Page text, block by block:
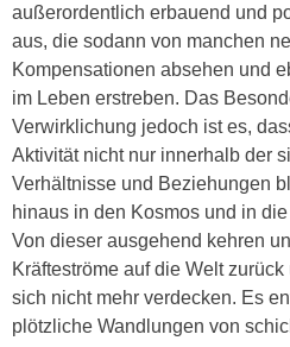
außerordentlich erbauend und
aus, die sodann von manchen
Kompensationen absehen und
im Leben erstreben. Das
Verwirklichung jedoch ist es,
Aktivität nicht nur innerhalb der
Verhältnisse und Beziehungen
hinaus in den Kosmos und in
Von dieser ausgehend kehren
Kräfteströme auf die Welt
sich nicht mehr verdecken. Es
plötzliche Wandlungen von